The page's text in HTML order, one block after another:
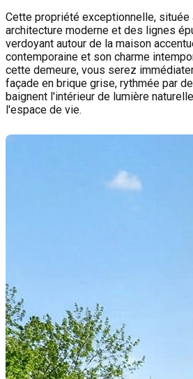
Cette propriété exceptionnelle, située
architecture moderne et des lignes
verdoyant autour de la maison
contemporaine et son charme
cette demeure, vous serez
façade en brique grise, rythmée par
baignent l'intérieur de lumière
l'espace de vie.